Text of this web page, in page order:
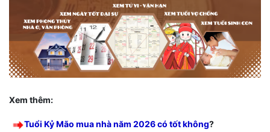
Xem thêm:
Tuổi Kỷ Mão mua nhà năm 2026 có tốt không?